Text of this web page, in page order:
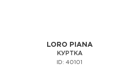
LORO PIANA
КУРТКА
ID: 40101